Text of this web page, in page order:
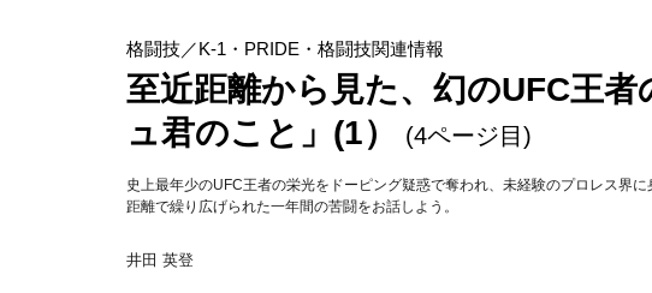
格闘技／K-1・PRIDE・格闘技関連情報
至近距離から見た、幻のUFC王
ュ君のこと」(1）
(4ページ目)
史上最年少のUFC王者の栄光をドーピング疑惑で奪われ、未経験のプロレス界
距離で繰り広げられた一年間の苦闘をお話しよう。
井田 英登